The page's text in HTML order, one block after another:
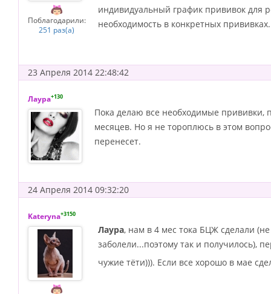
Поблагодарили:
251 раз(а)
индивидуальный график прививок для
необходимость в конкретных прививках.
23 Апреля 2014 22:48:42
Лаура+130
Пока делаю все необходимые прививки,
месяцев. Но я не тороплюсь в этом
перенесет.
24 Апреля 2014 09:32:20
Kateryna+3150
Лаура, нам в 4 мес тока БЦЖ сделали
заболели...поэтому так и получилось),
чужие тёти))). Если все хорошо в мае